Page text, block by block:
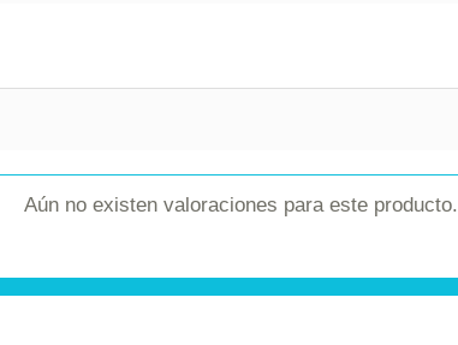
Aún no existen valoraciones para este producto.